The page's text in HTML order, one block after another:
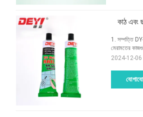
কাঠ এবং
1. সম্পত্তি
মেরামতের
2024-12-